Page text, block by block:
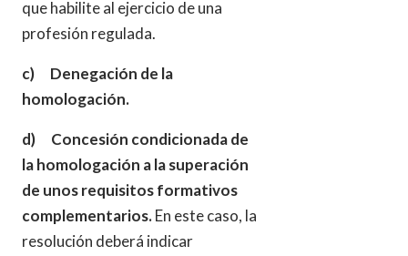
que habilite al ejercicio de una
profesión regulada.
c) Denegación de la
homologación.
d) Concesión condicionada de
la homologación a la superación
de unos requisitos formativos
complementarios.En este caso, la
resolución deberá indicar